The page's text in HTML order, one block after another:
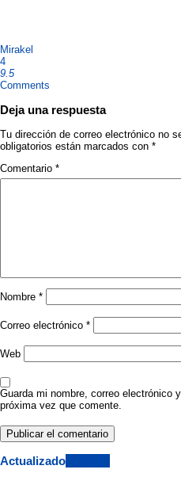
Mirakel
4
9.5
Comments
Deja una respuesta
Tu dirección de correo electrónico no
obligatorios están marcados con *
Comentario *
Nombre *
Correo electrónico *
Web
Guarda mi nombre, correo electrónico
próxima vez que comente.
Actualizado